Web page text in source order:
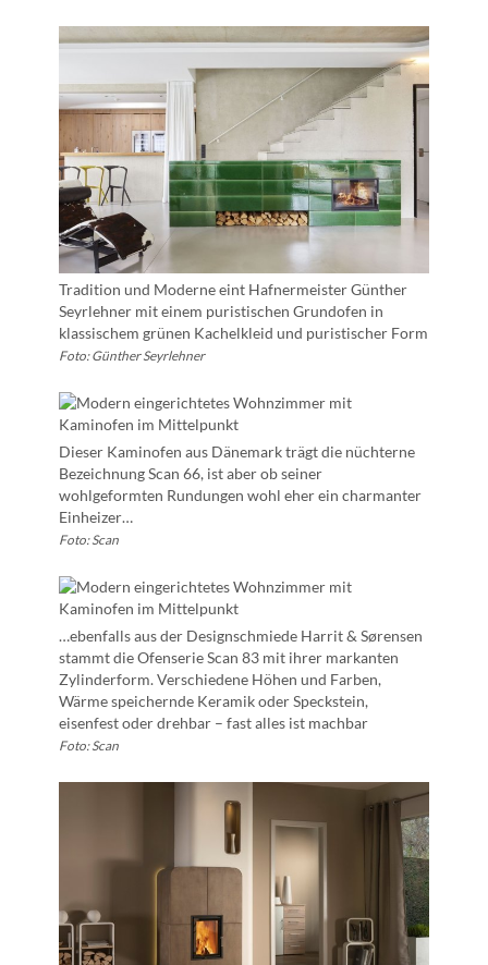
Tradition und Moderne eint Hafnermeister Günther
Seyrlehner mit einem puristischen Grundofen in
klassischem grünen Kachelkleid und puristischer Form
Foto: Günther Seyrlehner
Dieser Kaminofen aus Dänemark trägt die nüchterne
Bezeichnung Scan 66, ist aber ob seiner
wohlgeformten Rundungen wohl eher ein charmanter
Einheizer…
Foto: Scan
…ebenfalls aus der Designschmiede Harrit & Sørensen
stammt die Ofenserie Scan 83 mit ihrer markanten
Zylinderform. Verschiedene Höhen und Farben,
Wärme speichernde Keramik oder Speckstein,
eisenfest oder drehbar – fast alles ist machbar
Foto: Scan